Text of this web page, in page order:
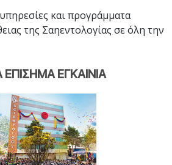
και προγράμματα
της Σαηεντολογίας σε όλη την
ΕΓΚΑΙΝΙΑ